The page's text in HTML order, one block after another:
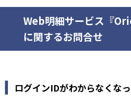
Web明細サービス『
に関するお問合せ
ログインIDがわからなくな